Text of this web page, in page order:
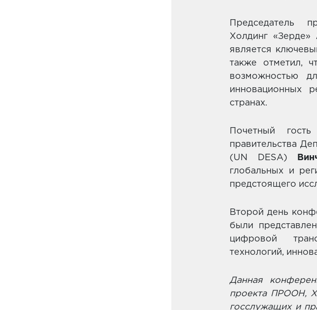
Председатель
Холдинг «Зерде»
является
также отметил,
возможностью
инновационных
странах.
Почетный
правительства
(UN DESA)
глобальных и
предстоящего
Второй день
были
цифровой
технологий,
Данная
проекта ПРООН,
госслужащих и